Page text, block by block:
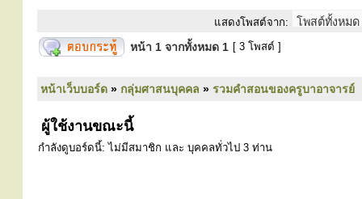
แสดงโพสต์จาก:
หน้า 1 จากทั้งหมด 1 [ 3 โพสต์ ]
หน้าเว็บบอร์ด » กลุ่มศาสนบุคคล » รวมคำสอนของครูบาอาจารย์
ผู้ใช้งานขณะนี้
กำลังดูบอร์ดนี้: ไม่มีสมาชิก และ บุคคลทั่วไป 3 ท่าน